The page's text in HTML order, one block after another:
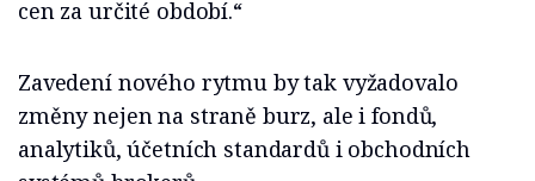
cen za určité období.“
Zavedení nového rytmu by tak vyžadovalo
změny nejen na straně burz, ale i fondů,
analytiků, účetních standardů i obchodních